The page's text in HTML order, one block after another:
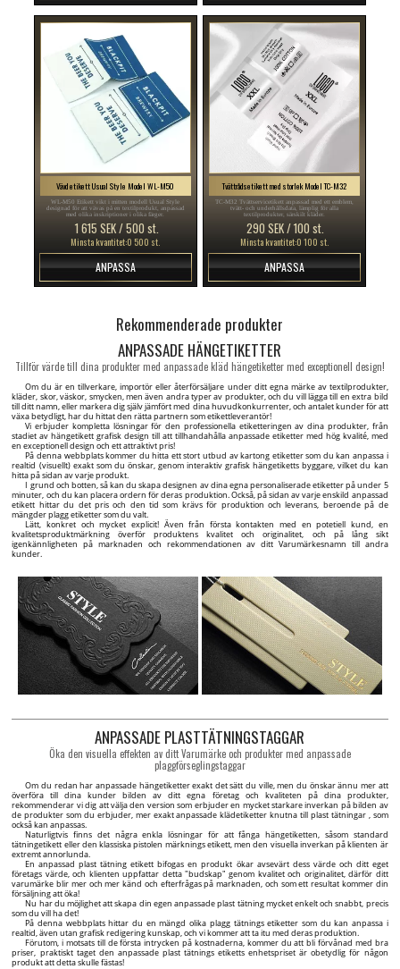
Vävd etikett Usual Style Model WL-M50
WL-M50 Etikett vikt i mitten modell Usual Style
designad för att vävas på en textilprodukt, anpassad
med olika inskriptioner i olika färger.
1 615 SEK / 500 st.
Minsta kvantitet:0 500 st.
ANPASSA
Tvättrådsetikett med storlek Model TC-M32
TC-M32 Tvättservicetikett anpassad med ett emblem,
tvätt- och underhållsdata, lämplig för alla
textilprodukter, särskilt kläder.
290 SEK / 100 st.
Minsta kvantitet:0 100 st.
ANPASSA
Rekommenderade produkter
ANPASSADE HÄNGETIKETTER
Tillför värde till dina produkter med anpassade kläd hängetiketter med exceptionell design!
Om du är en tillverkare, importör eller återförsäljare under ditt egna märke av textilprodukter,
kläder, skor, väskor, smycken, men även andra typer av produkter, och du vill lägga till en extra bild
till ditt namn, eller markera dig själv jämfört med dina huvudkonkurrenter, och antalet kunder för att
växa betydligt, har du hittat den rätta partnern som etikettleverantör!
Vi erbjuder kompletta lösningar för den professionella etiketteringen av dina produkter, från
stadiet av hängetikett grafisk design till att tillhandahålla anpassade etiketter med hög kvalité, med
en exceptionell design och ett attraktivt pris!
På denna webbplats kommer du hitta ett stort utbud av kartong etiketter som du kan anpassa i
realtid (visuellt) exakt som du önskar, genom interaktiv grafisk hängetiketts byggare, vilket du kan
hitta på sidan av varje produkt.
I grund och botten, så kan du skapa designen av dina egna personaliserade etiketter på under 5
minuter, och du kan placera ordern för deras produktion. Också, på sidan av varje enskild anpassad
etikett hittar du det pris och den tid som krävs för produktion och leverans, beroende på de
mängder plagg etiketter som du valt.
Lätt, konkret och mycket explicit! Även från första kontakten med en potetiell kund, en
kvalitetsproduktmärkning överför produktens kvalitet och originalitet, och på lång sikt
igenkännligheten på marknaden och rekommendationen av ditt Varumärkesnamn till andra
kunder.
ANPASSADE PLASTTÄTNINGSTAGGAR
Öka den visuella effekten av ditt Varumärke och produkter med anpassade
plaggförseglingstaggar
Om du redan har anpassade hängetiketter exakt det sätt du ville, men du önskar ännu mer att
överföra till dina kunder bilden av ditt egna företag och kvaliteten på dina produkter,
rekommenderar vi dig att välja den version som erbjuder en mycket starkare inverkan på bilden av
de produkter som du erbjuder, mer exakt anpassade klädetiketter knutna till plast tätningar , som
också kan anpassas.
Naturligtvis finns det några enkla lösningar för att fånga hängetiketten, såsom standard
tätningetikett eller den klassiska pistolen märknings etikett, men den visuella inverkan på klienten är
extremt annorlunda.
En anpassad plast tätning etikett bifogas en produkt ökar avsevärt dess värde och ditt eget
företags värde, och klienten uppfattar detta "budskap" genom kvalitet och originalitet, därför ditt
varumärke blir mer och mer känd och efterfrågas på marknaden, och som ett resultat kommer din
försäljning att öka!
Nu har du möjlighet att skapa din egen anpassade plast tätning mycket enkelt och snabbt, precis
som du vill ha det!
På denna webbplats hittar du en mängd olika plagg tätnings etiketter som du kan anpassa i
realtid, även utan grafisk redigering kunskap, och vi kommer att ta itu med deras produktion.
Förutom, i motsats till de första intrycken på kostnaderna, kommer du att bli förvånad med bra
priser, praktiskt taget den anpassade plast tätnings etiketts enhetspriset är obetydlig för någon
produkt att detta skulle fästas!